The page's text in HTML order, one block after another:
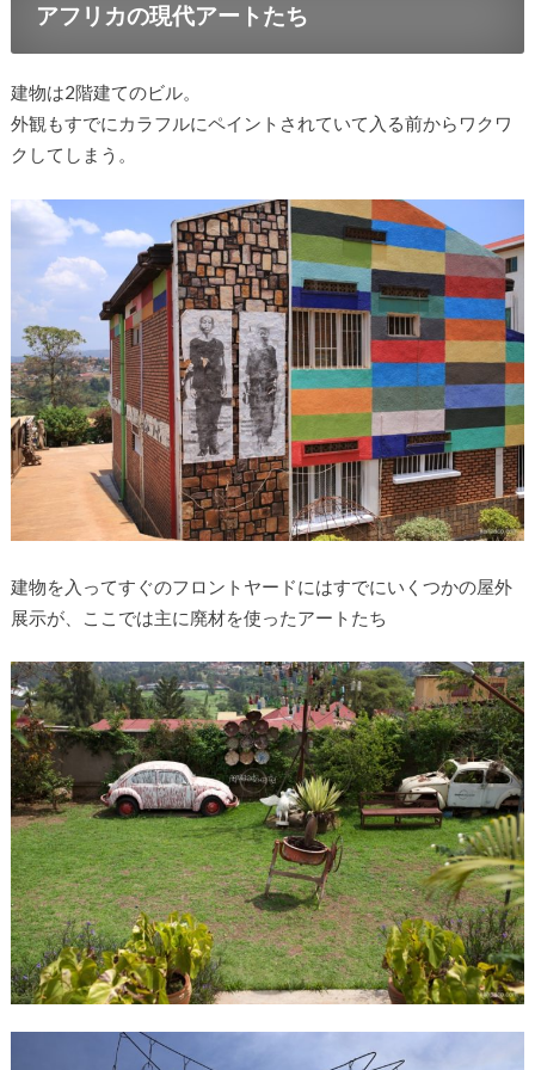
アフリカの現代アートたち
建物は2階建てのビル。
外観もすでにカラフルにペイントされていて入る前からワクワ
クしてしまう。
建物を入ってすぐのフロントヤードにはすでにいくつかの屋外
展示が、ここでは主に廃材を使ったアートたち